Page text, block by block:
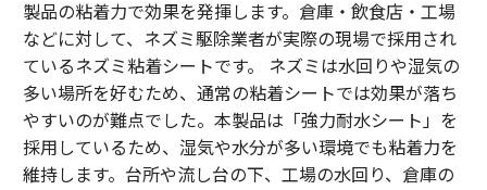
製品の粘着力で効果を発揮します。倉庫・飲食店・工場
などに対して、ネズミ駆除業者が実際の現場で採用され
ているネズミ粘着シートです。 ネズミは水回りや湿気の
多い場所を好むため、通常の粘着シートでは効果が落ち
やすいのが難点でした。本製品は「強力耐水シート」を
採用しているため、湿気や水分が多い環境でも粘着力を
維持します。台所や流し台の下、工場の水回り、倉庫の